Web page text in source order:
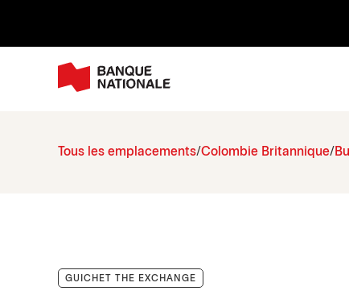
Tous les emplacements Colombie Britannique
GUICHET THE EXCHANGE